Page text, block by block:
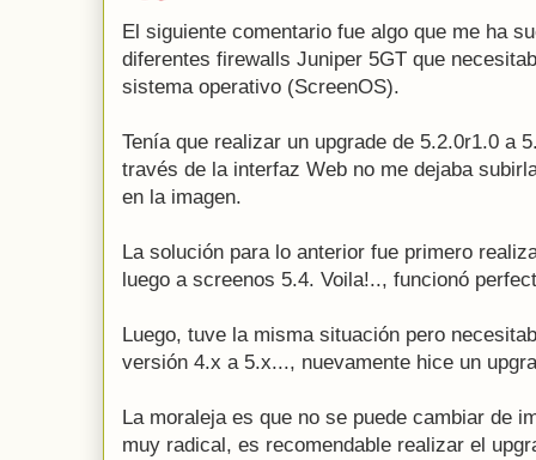
El siguiente comentario fue algo que me ha
diferentes firewalls Juniper 5GT que
sistema operativo (ScreenOS).
Tenía que realizar un upgrade de 5.2.0r1.0 a
través de la interfaz Web no me dejaba
en la imagen.
La solución para lo anterior fue primero
luego a screenos 5.4. Voila!.., funcionó
Luego, tuve la misma situación pero
versión 4.x a 5.x..., nuevamente hice un
La moraleja es que no se puede cambiar de
muy radical, es recomendable realizar el